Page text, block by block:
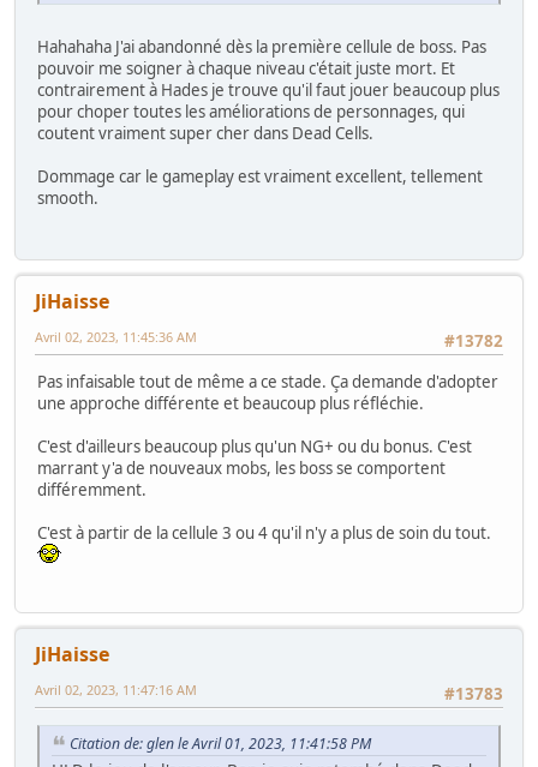
Hahahaha J'ai abandonné dès la première cellule de boss. Pas
pouvoir me soigner à chaque niveau c'était juste mort. Et
contrairement à Hades je trouve qu'il faut jouer beaucoup plus
pour choper toutes les améliorations de personnages, qui
coutent vraiment super cher dans Dead Cells.
Dommage car le gameplay est vraiment excellent, tellement
smooth.
JiHaisse
#13782
Avril 02, 2023, 11:45:36 AM
Pas infaisable tout de même a ce stade. Ça demande d'adopter
une approche différente et beaucoup plus réfléchie.
C'est d'ailleurs beaucoup plus qu'un NG+ ou du bonus. C'est
marrant y'a de nouveaux mobs, les boss se comportent
différemment.
C'est à partir de la cellule 3 ou 4 qu'il n'y a plus de soin du tout.
JiHaisse
#13783
Avril 02, 2023, 11:47:16 AM
Citation de: glen le Avril 01, 2023, 11:41:58 PM